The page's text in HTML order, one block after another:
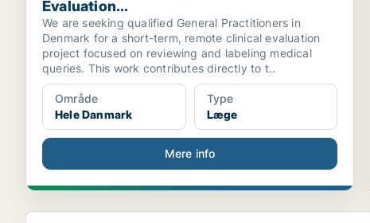
Evaluation...
We are seeking qualified General Practitioners in
Denmark for a short-term, remote clinical evaluation
project focused on reviewing and labeling medical
queries. This work contributes directly to t..
Område
Hele Danmark
Type
Læge
Mere info